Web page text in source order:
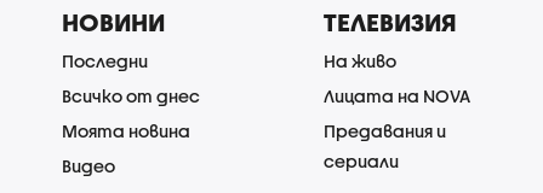
НОВИНИ
Последни
Всичко от днес
Моята новина
Видео
ТЕЛЕВИЗИЯ
На живо
Лицата на NOVA
Предавания и
сериали